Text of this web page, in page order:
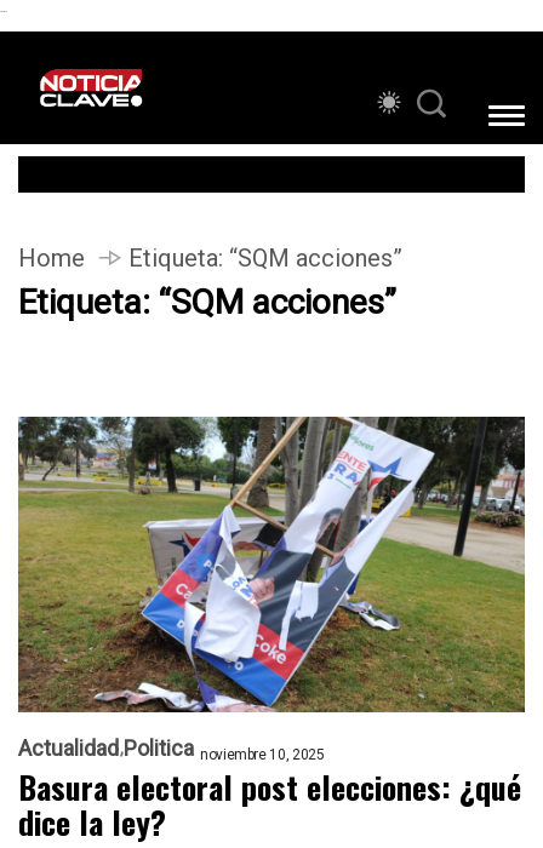
```
Home Etiqueta: “SQM acciones”
Etiqueta: “SQM acciones”
Actualidad Politica noviembre 10, 2025
Basura electoral post elecciones: ¿qué
dice la ley?